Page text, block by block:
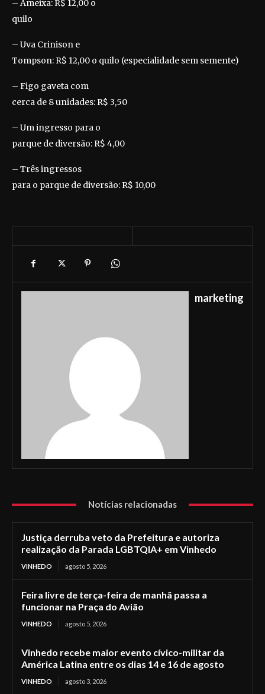
– Ameixa: R$ 12,00 o
quilo
– Uva Crinison e
Tompson: R$ 12,00 o quilo (especialidade sem semente)
– Figo gaveta com
cerca de 8 unidades: R$ 3,50
– Um ingresso para o
parque de diversão: R$ 4,00
– Três ingressos
para o parque de diversão: R$ 10,00
marketing
Notícias relacionadas
Justiça derruba veto da Prefeitura e autoriza
realização da Parada LGBTQIA+ em Vinhedo
VINHEDO agosto 5, 2026
Feira livre de terça-feira de manhã passa a
funcionar na Praça do Avião
VINHEDO agosto 5, 2026
Vinhedo recebe maior evento cívico-militar da
América Latina entre os dias 14 e 16 de agosto
VINHEDO agosto 3, 2026